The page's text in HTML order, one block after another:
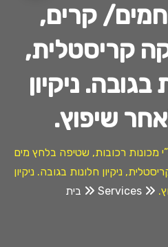
קרים,
קריסטלית,
בגובה. ניקיון
שיפוץ.
ע”י מכונות רכובות, שטיפה בלחץ מים
ניקיון חלונות בגובה. ניקיון
Services בית